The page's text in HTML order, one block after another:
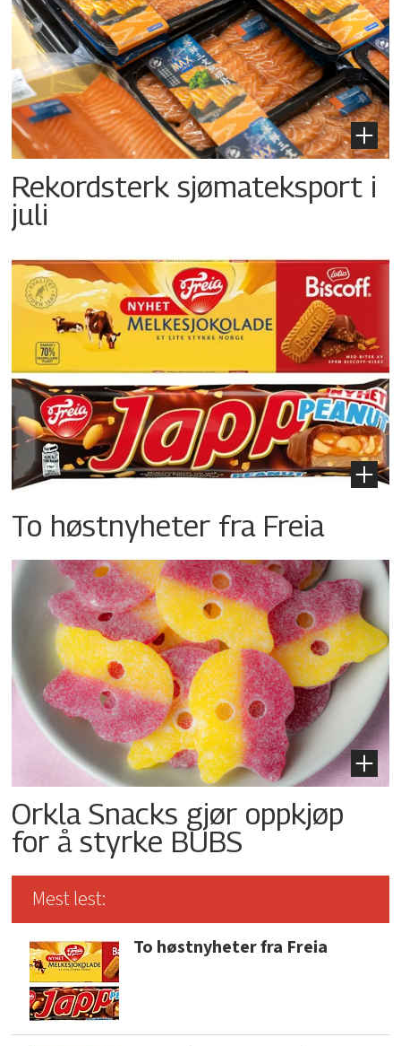
Rekordsterk sjømateksport i
juli
To høstnyheter fra Freia
Orkla Snacks gjør oppkjøp
for å styrke BUBS
Mest lest:
To høstnyheter fra Freia